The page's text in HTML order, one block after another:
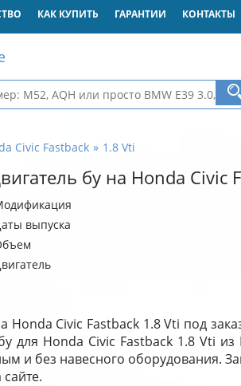
КАК КУПИТЬ ГАРАНТИИ КОНТАКТЫ
Civic Fastback 1.8 Vti
бу на Honda Civic
выпуска
Honda Civic Fastback 1.8 Vti под
для Honda Civic Fastback 1.8 Vti
и без навесного оборудования.